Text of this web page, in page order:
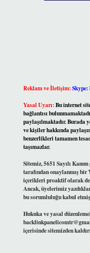
Reklam ve İletişim:Skype:
Yasal Uyarı:Bu internet
bağlantısı
paylaşılmaktadır. Burada
ve kişiler hakkında
benzerlikleri tamamen
taşımazlar.
Sitemiz, 5651 Sayılı
tarafından onaylanmış bir
içerikleri proaktif olarak
Ancak, üyelerimiz
bu sorumluluğu kabul
Hukuka ve yasal
içerisinde sitemizden